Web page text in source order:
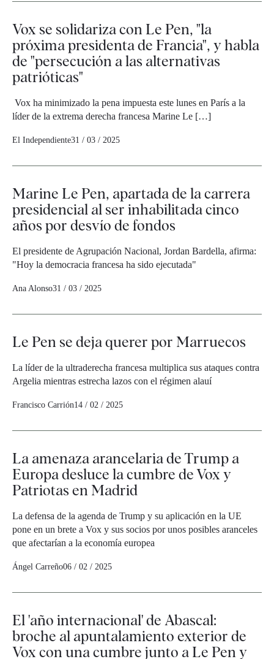
Vox se solidariza con Le Pen, "la
próxima presidenta de Francia", y habla
de "persecución a las alternativas
patrióticas"
Vox ha minimizado la pena impuesta este lunes en París a la
líder de la extrema derecha francesa Marine Le […]
El Independiente31 / 03 / 2025
Marine Le Pen, apartada de la carrera
presidencial al ser inhabilitada cinco
años por desvío de fondos
El presidente de Agrupación Nacional, Jordan Bardella, afirma:
"Hoy la democracia francesa ha sido ejecutada"
Ana Alonso31 / 03 / 2025
Le Pen se deja querer por Marruecos
La líder de la ultraderecha francesa multiplica sus ataques contra
Argelia mientras estrecha lazos con el régimen alauí
Francisco Carrión14 / 02 / 2025
La amenaza arancelaria de Trump a
Europa desluce la cumbre de Vox y
Patriotas en Madrid
La defensa de la agenda de Trump y su aplicación en la UE
pone en un brete a Vox y sus socios por unos posibles aranceles
que afectarían a la economía europea
Ángel Carreño06 / 02 / 2025
El 'año internacional' de Abascal:
broche al apuntalamiento exterior de
Vox con una cumbre junto a Le Pen y